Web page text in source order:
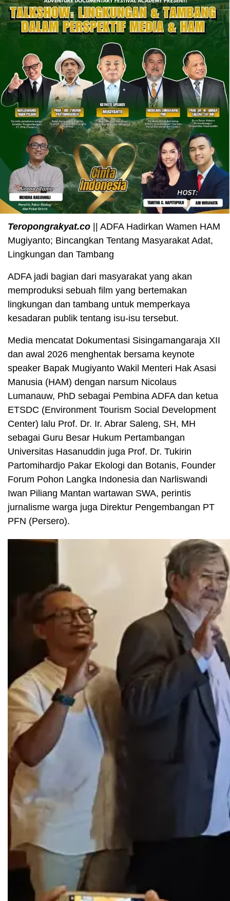
Teropongrakyat.co || ADFA Hadirkan Wamen HAM
Mugiyanto; Bincangkan Tentang Masyarakat Adat,
Lingkungan dan Tambang
ADFA jadi bagian dari masyarakat yang akan
memproduksi sebuah film yang bertemakan
lingkungan dan tambang untuk memperkaya
kesadaran publik tentang isu-isu tersebut.
Media mencatat Dokumentasi Sisingamangaraja XII
dan awal 2026 menghentak bersama keynote
speaker Bapak Mugiyanto Wakil Menteri Hak Asasi
Manusia (HAM) dengan narsum Nicolaus
Lumanauw, PhD sebagai Pembina ADFA dan ketua
ETSDC (Environment Tourism Social Development
Center) lalu Prof. Dr. Ir. Abrar Saleng, SH, MH
sebagai Guru Besar Hukum Pertambangan
Universitas Hasanuddin juga Prof. Dr. Tukirin
Partomihardjo Pakar Ekologi dan Botanis, Founder
Forum Pohon Langka Indonesia dan Narliswandi
Iwan Piliang Mantan wartawan SWA, perintis
jurnalisme warga juga Direktur Pengembangan PT
PFN (Persero).